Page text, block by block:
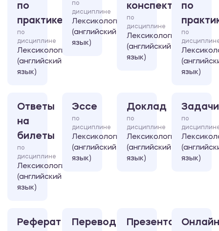
по
практике
по
дисциплине
Лексикология
(английский
язык)
по
дисциплине
Лексикология
(английский
язык)
конспект
по
дисциплине
Лексикология
(английский
язык)
по
по
язык)
Ответы
на
билеты
по
дисциплине
Лексикология
(английский
язык)
Эссе
по
дисциплине
Лексикология
(английский
язык)
Доклад
по
дисциплине
Лексикология
(английский
язык)
Задачи
по
язык)
Реферат Перевод Презентация